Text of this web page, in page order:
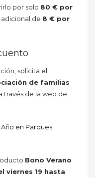
por solo 80 € por
adicional de 8 € por
solicita el
de familias
través de la web de
en Parques
Bono Verano
viernes 19 hasta